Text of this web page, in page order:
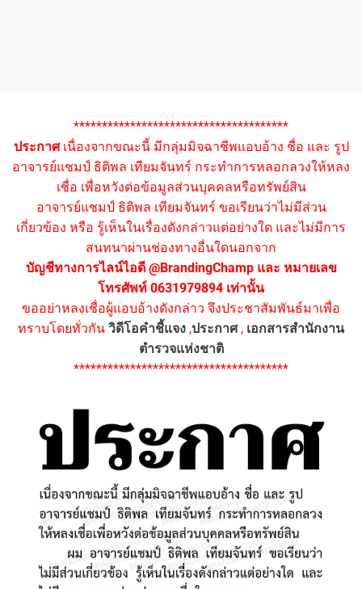
**************************************
ประกาศเนื่องจากขณะนี้ มีกลุ่มมิจฉาชีพแอบอ้าง ชื่อ และ รูป
อาจารย์แชมป์ ธิติพล เทียมจันทร์ กระทำการหลอกลวงให้หลง
เชื่อ เพื่อหวังต่อข้อมูลส่วนบุคคลหรือทรัพย์สิน
อาจารย์แชมป์ ธิติพล เทียมจันทร์ ขอเรียนว่าไม่มีส่วน
เกี่ยวข้อง หรือ รู้เห็นในเรื่องดังกล่าวแต่อย่างใด และไม่มีการ
สนทนาผ่านช่องทางอื่นใดนอกจาก
บัญชีทางการไลน์ไอดี @BrandingChamp และ หมายเลข
โทรศัพท์ 0631979894 เท่านั้น
ขออย่าหลงเชื่อผู้แอบอ้างดังกล่าว จึงประชาสัมพันธ์มาเพื่อ
ทราบโดยทั่วกัน วิดีโอคำชี้แจง ,ประกาศ, เอกสารสำนักงาน
ตำรวจแห่งชาติ
**************************************